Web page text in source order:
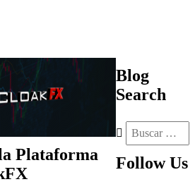
Plataforma
Blog
Search
Follow Us